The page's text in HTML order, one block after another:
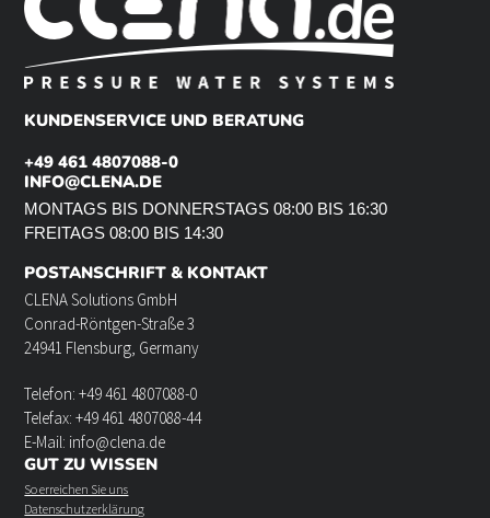
KUNDENSERVICE UND BERATUNG
+49 461 4807088-0
INFO@CLENA.DE
MONTAGS BIS DONNERSTAGS 08:00 BIS 16:30
FREITAGS 08:00 BIS 14:30
POSTANSCHRIFT & KONTAKT
CLENA Solutions GmbH
Conrad-Röntgen-Straße 3
24941 Flensburg, Germany
Telefon: +49 461 4807088-0
Telefax: +49 461 4807088-44
E-Mail: info@clena.de
GUT ZU WISSEN
So erreichen Sie uns
Datenschutzerklärung